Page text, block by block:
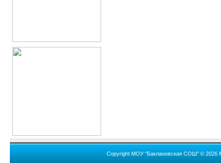
Copyright МОУ "Баклановская СОШ" © 2026